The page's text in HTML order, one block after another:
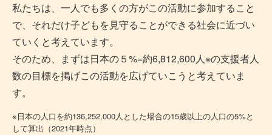
私たちは、一人でも多くの方がこの活動に参加すること
で、それだけ子どもを見守ることができる社会に近づい
ていくと考えています。
そのため、まずは日本の５%=約6,812,600人※の支援者人
数の目標を掲げこの活動を広げていこうと考えていま
す。
※日本の人口を約136,252,000人とした場合の15歳以上の人口の5%と
して算出（2021年時点）